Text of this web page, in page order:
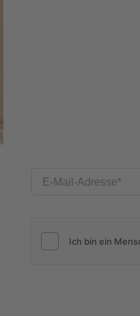
E-Mail-Adresse